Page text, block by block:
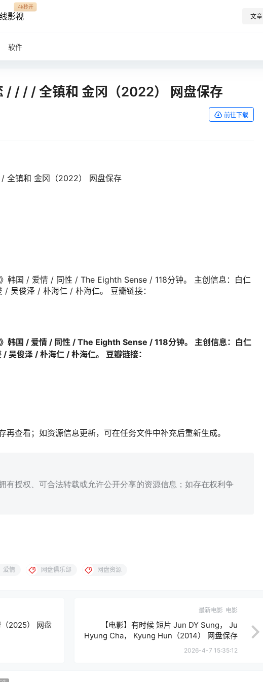
影视
4k秒开
文章
软件
/ / / / 全镇和 金冈（2022） 网盘保存
前往下载
/ 全镇和 金冈（2022） 网盘保存
韩国 / 爱情 / 同性 / The Eighth Sense / 118分钟。 主创信息：白仁
/ 吴俊泽 / 朴海仁 / 朴海仁。 豆瓣链接：
韩国 / 爱情 / 同性 / The Eighth Sense / 118分钟。 主创信息：白仁
吴俊泽 / 朴海仁 / 朴海仁。 豆瓣链接：
再查看；如资源信息更新，可在任务文件中补充后重新生成。
有授权、可合法转载或允许公开分享的资源信息；如存在权利争
爱情 网盘俱乐部 网盘资源
（2025） 网盘
最新电影 电影
【电影】有时候 短片 Jun DY Sung， Ju
Hyung Cha， Kyung Hun（2014） 网盘保存
2026-4-7 15:35:12